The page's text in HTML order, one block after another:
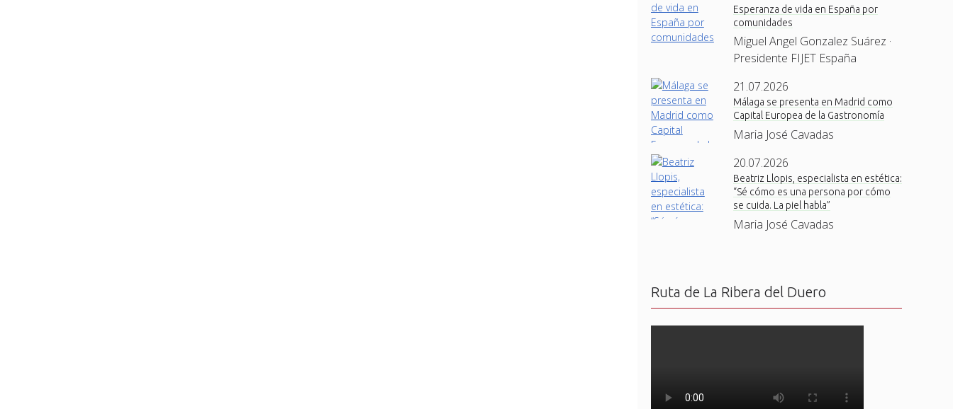
Esperanza de vida en España por
comunidades
Miguel Angel Gonzalez Suárez ·
Presidente FIJET España
21.07.2026
Málaga se presenta en Madrid como
Capital Europea de la Gastronomía
Maria José Cavadas
20.07.2026
Beatriz Llopis, especialista en estética:
“Sé cómo es una persona por cómo
se cuida. La piel habla”
Maria José Cavadas
Ruta de La Ribera del Duero